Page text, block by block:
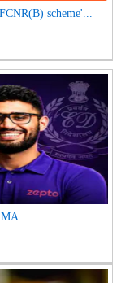
scheme'...